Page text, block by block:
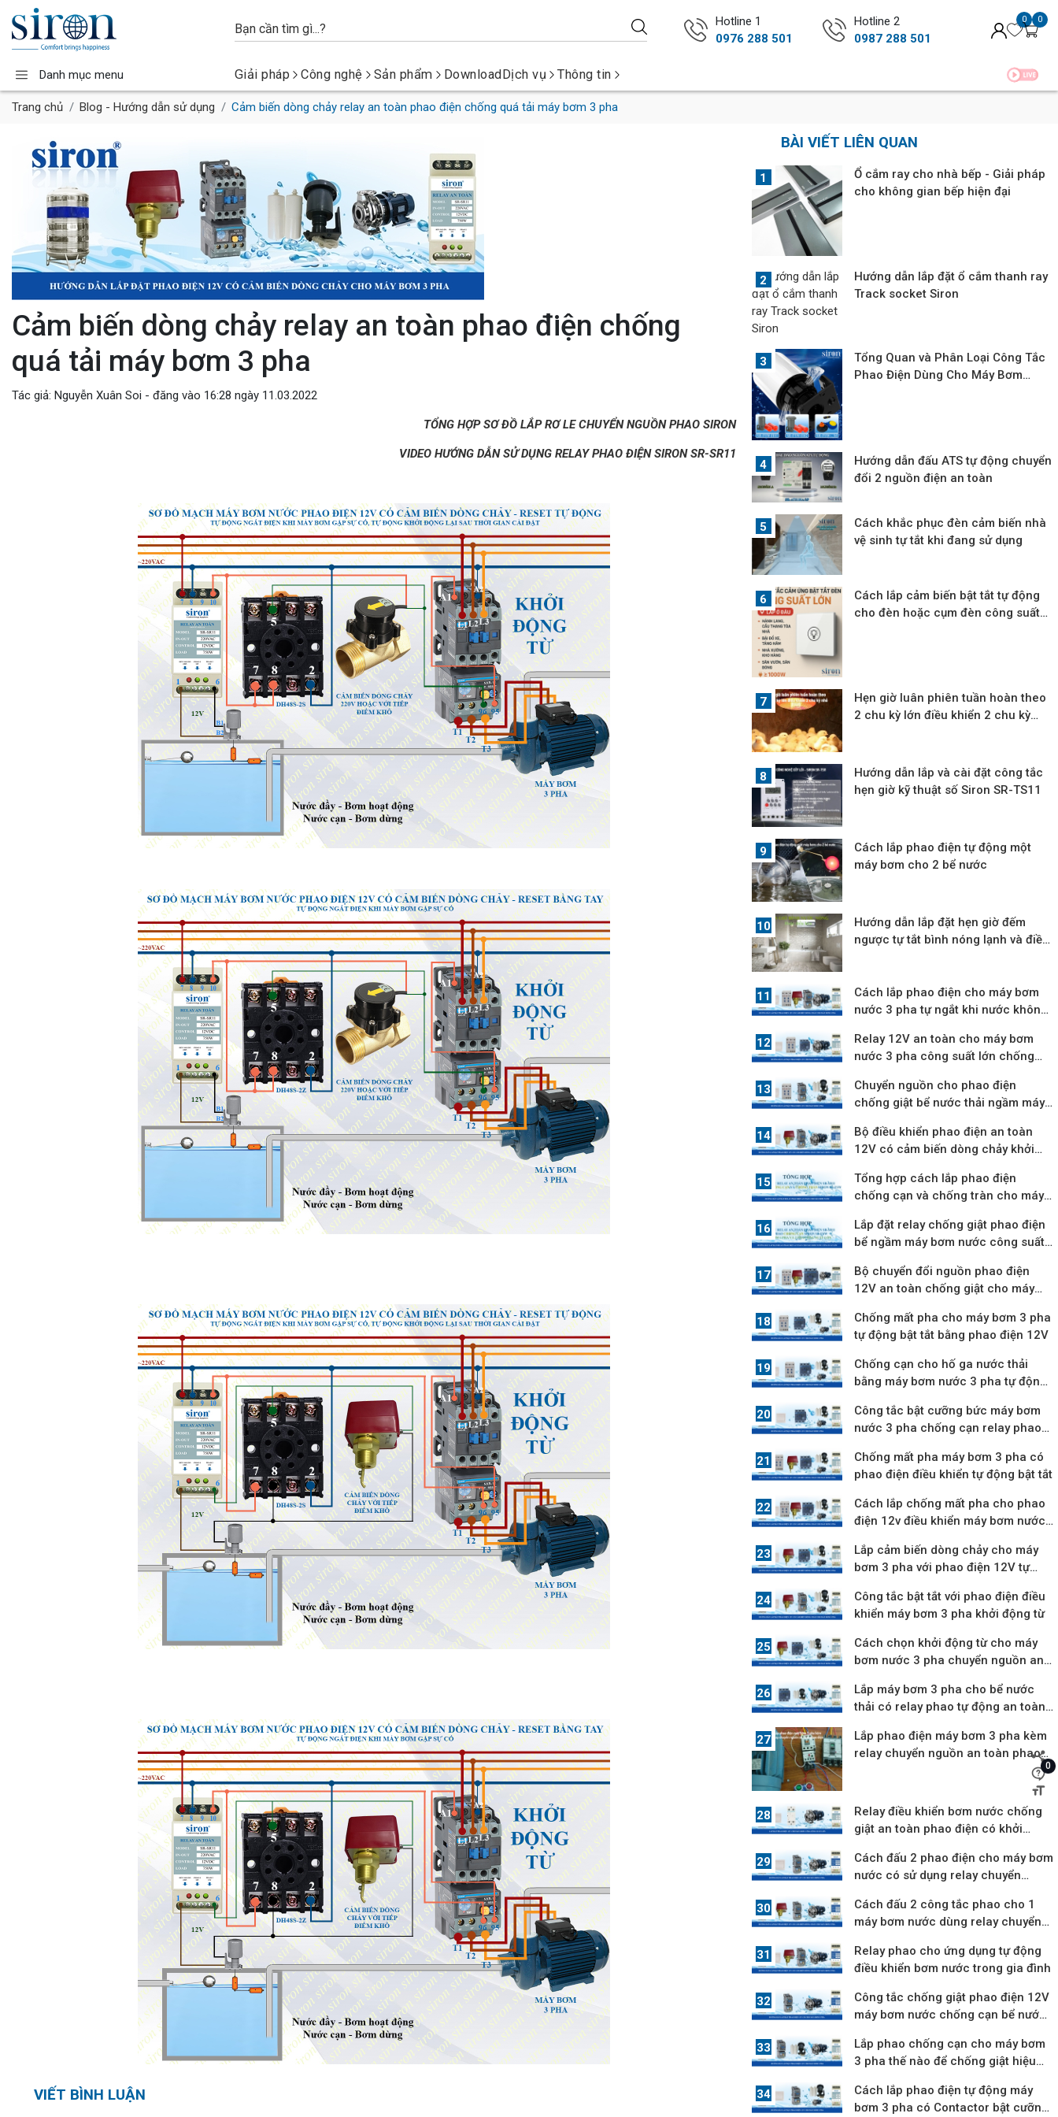
Hotline 1
0976 288 501
Hotline 2
0987 288 501
0 0
Danh mục menu Giải pháp Công nghệ Sản phẩm DownloadDịch vụ Thông tin
0
Trang chủ Blog - Hướng dẫn sử dụng Cảm biến dòng chảy relay an toàn phao điện chống quá tải máy bơm 3 pha
Cảm biến dòng chảy relay an toàn phao điện chống
quá tải máy bơm 3 pha
Tác giả: Nguyễn Xuân Soi - đăng vào 16:28 ngày 11.03.2022
TỔNG HỢP SƠ ĐỒ LẮP RƠ LE CHUYỂN NGUỒN PHAO SIRON
VIDEO HƯỚNG DẪN SỬ DỤNG RELAY PHAO ĐIỆN SIRON SR-SR11
VIẾT BÌNH LUẬN
BÀI VIẾT LIÊN QUAN
Ổ cắm ray cho nhà bếp - Giải pháp
cho không gian bếp hiện đại
Hướng dẫn lắp đặt ổ cắm thanh ray
Track socket Siron
Tổng Quan và Phân Loại Công Tắc
Phao Điện Dùng Cho Máy Bơm
Hướng dẫn đấu ATS tự động chuyển
đổi 2 nguồn điện an toàn
Cách khắc phục đèn cảm biến nhà
vệ sinh tự tắt khi đang sử dụng
Cách lắp cảm biến bật tắt tự động
cho đèn hoặc cụm đèn công suất
Hẹn giờ luân phiên tuần hoàn theo
2 chu kỳ lớn điều khiển 2 chu kỳ
Hướng dẫn lắp và cài đặt công tắc
hẹn giờ kỹ thuật số Siron SR-TS11
Cách lắp phao điện tự động một
máy bơm cho 2 bể nước
Hướng dẫn lắp đặt hẹn giờ đếm
ngược tự tắt bình nóng lạnh và điều
Cách lắp phao điện cho máy bơm
nước 3 pha tự ngắt khi nước không
Relay 12V an toàn cho máy bơm
nước 3 pha công suất lớn chống
Chuyển nguồn cho phao điện
chống giật bể nước thải ngầm máy
Bộ điều khiển phao điện an toàn
12V có cảm biến dòng chảy khởi
Tổng hợp cách lắp phao điện
chống cạn và chống tràn cho máy
Lắp đặt relay chống giật phao điện
bể ngầm máy bơm nước công suất
Bộ chuyển đổi nguồn phao điện
12V an toàn chống giật cho máy
Chống mất pha cho máy bơm 3 pha
tự động bật tắt bằng phao điện 12V
Chống cạn cho hố ga nước thải
bằng máy bơm nước 3 pha tự động
Công tắc bật cưỡng bức máy bơm
nước 3 pha chống cạn relay phao
Chống mất pha máy bơm 3 pha có
phao điện điều khiển tự động bật tắt
Cách lắp chống mất pha cho phao
điện 12v điều khiển máy bơm nước
Lắp cảm biến dòng chảy cho máy
bơm 3 pha với phao điện 12V tự
Công tắc bật tắt với phao điện điều
khiển máy bơm 3 pha khởi động từ
Cách chọn khởi động từ cho máy
bơm nước 3 pha chuyển nguồn an
Lắp máy bơm 3 pha cho bể nước
thải có relay phao tự động an toàn
Lắp phao điện máy bơm 3 pha kèm
relay chuyển nguồn an toàn phao
Relay điều khiển bơm nước chống
giật an toàn phao điện có khởi
Cách đấu 2 phao điện cho máy bơm
nước có sử dụng relay chuyển
Cách đấu 2 công tắc phao cho 1
máy bơm nước dùng relay chuyển
Relay phao cho ứng dụng tự động
điều khiển bơm nước trong gia đình
Công tắc chống giật phao điện 12V
máy bơm nước chống cạn bể nước
Lắp phao chống cạn cho máy bơm
3 pha thế nào để chống giật hiệu
Cách lắp phao điện tự động máy
bơm 3 pha có Contactor bật cưỡng